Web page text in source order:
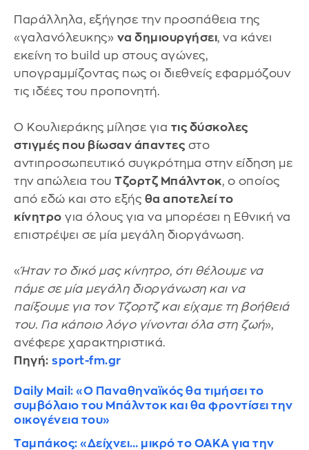
Παράλληλα, εξήγησε την προσπάθεια της
«γαλανόλευκης» να δημιουργήσει, να κάνει
εκείνη το build up στους αγώνες,
υπογραμμίζοντας πως οι διεθνείς εφαρμόζουν
τις ιδέες του προπονητή.
Ο Κουλιεράκης μίλησε για τις δύσκολες
στιγμές που βίωσαν άπαντες στο
αντιπροσωπευτικό συγκρότημα στην είδηση με
την απώλεια του Τζορτζ Μπάλντοκ, ο οποίος
από εδώ και στο εξής θα αποτελεί το
κίνητρο για όλους για να μπορέσει η Εθνική να
επιστρέψει σε μία μεγάλη διοργάνωση.
«Ήταν το δικό μας κίνητρο, ότι θέλουμε να
πάμε σε μία μεγάλη διοργάνωση και να
παίξουμε για τον Τζορτζ και είχαμε τη βοήθειά
του. Για κάποιο λόγο γίνονται όλα στη ζωή»,
ανέφερε χαρακτηριστικά.
Πηγή: sport-fm.gr
Daily Mail: «Ο Παναθηναϊκός θα τιμήσει το
συμβόλαιο του Μπάλντοκ και θα φροντίσει την
οικογένεια του»
Ταμπάκος: «Δείχνει… μικρό το ΟΑΚΑ για την